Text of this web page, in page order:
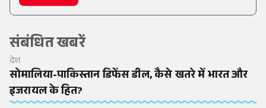
संबंधित खबरें
देश
सोमालिया-पाकिस्तान डिफेंस डील, कैसे खतरे में भारत और
इजरायल के हित?